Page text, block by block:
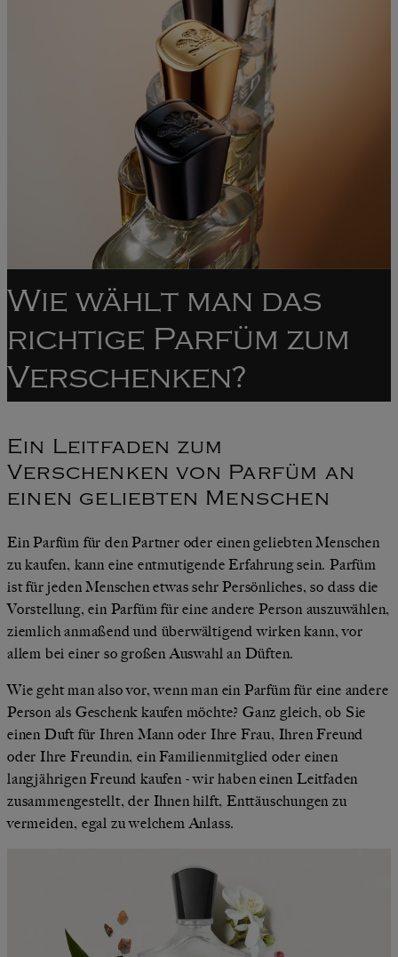
Wie wählt man das
richtige Parfüm zum
Verschenken?
Ein Leitfaden zum
Verschenken von Parfüm an
einen geliebten Menschen
Ein Parfüm für den Partner oder einen geliebten Menschen
zu kaufen, kann eine entmutigende Erfahrung sein. Parfüm
ist für jeden Menschen etwas sehr Persönliches, so dass die
Vorstellung, ein Parfüm für eine andere Person auszuwählen,
ziemlich anmaßend und überwältigend wirken kann, vor
allem bei einer so großen Auswahl an Düften.
Wie geht man also vor, wenn man ein Parfüm für eine andere
Person als Geschenk kaufen möchte? Ganz gleich, ob Sie
einen Duft für Ihren Mann oder Ihre Frau, Ihren Freund
oder Ihre Freundin, ein Familienmitglied oder einen
langjährigen Freund kaufen - wir haben einen Leitfaden
zusammengestellt, der Ihnen hilft, Enttäuschungen zu
vermeiden, egal zu welchem Anlass.